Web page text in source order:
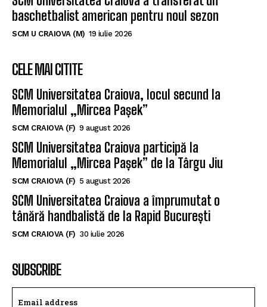
baschetbalist american pentru noul sezon
SCM U CRAIOVA (M) 19 iulie 2026
CELE MAI CITITE
SCM Universitatea Craiova, locul secund la
Memorialul „Mircea Pașek”
SCM CRAIOVA (F) 9 august 2026
SCM Universitatea Craiova participă la
Memorialul „Mircea Pașek” de la Târgu Jiu
SCM CRAIOVA (F) 5 august 2026
SCM Universitatea Craiova a împrumutat o
tânără handbalistă de la Rapid București
SCM CRAIOVA (F) 30 iulie 2026
SUBSCRIBE